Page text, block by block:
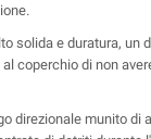
solida e duratura, un
coperchio di non
direzionale munito di